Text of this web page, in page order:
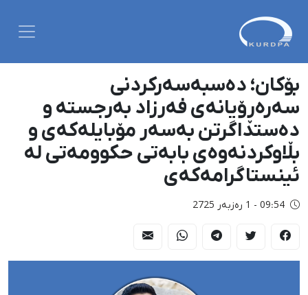
بۆکان؛ دەسبەسەرکردنی
سەرەڕۆیانەی فەرزاد بەرجستە و
دەستداگرتن بەسەر مۆبایلەکەی و
بڵاوکردنەوەی بابەتی حکوومەتی لە
ئینستاگرامەکەی
09:54 - 1 رەزبەر 2725